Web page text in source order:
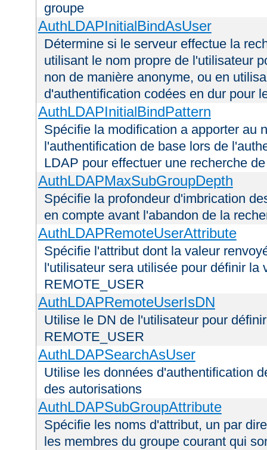
groupe
AuthLDAPInitialBindAsUser
Détermine si le serveur effectue la
utilisant le nom propre de l'utilisateur
non de manière anonyme, ou en
d'authentification codées en dur pour
AuthLDAPInitialBindPattern
Spécifie la modification a apporter au
l'authentification de base lors de
LDAP pour effectuer une recherche
AuthLDAPMaxSubGroupDepth
Spécifie la profondeur d'imbrication
en compte avant l'abandon de la
AuthLDAPRemoteUserAttribute
Spécifie l'attribut dont la valeur
l'utilisateur sera utilisée pour définir la
REMOTE_USER
AuthLDAPRemoteUserIsDN
Utilise le DN de l'utilisateur pour
REMOTE_USER
AuthLDAPSearchAsUser
Utilise les données d'authentification
des autorisations
AuthLDAPSubGroupAttribute
Spécifie les noms d'attribut, un par
les membres du groupe courant qui